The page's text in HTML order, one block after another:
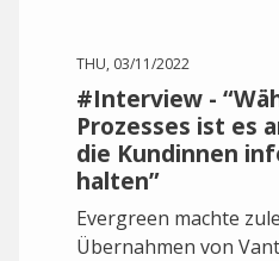
THU, 03/11/2022
#Interview -
Prozesses ist es
die Kundinnen
halten”
Evergreen machte
Übernahmen von